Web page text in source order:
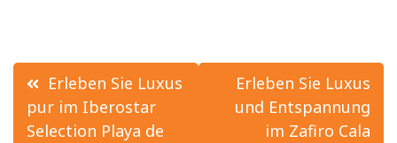
Beitrags-
Navigation
Erleben Sie Luxus
pur im Iberostar
Selection Playa de
Erleben Sie Luxus
und Entspannung
im Zafiro Cala